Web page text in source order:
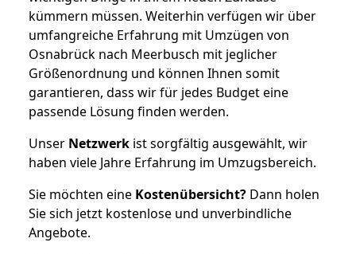
kümmern müssen. Weiterhin verfügen wir über
umfangreiche Erfahrung mit Umzügen von
Osnabrück nach Meerbusch mit jeglicher
Größenordnung und können Ihnen somit
garantieren, dass wir für jedes Budget eine
passende Lösung finden werden.
Unser Netzwerk ist sorgfältig ausgewählt, wir
haben viele Jahre Erfahrung im Umzugsbereich.
Sie möchten eine Kostenübersicht? Dann holen
Sie sich jetzt kostenlose und unverbindliche
Angebote.